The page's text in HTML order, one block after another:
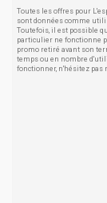
Toutes les offres pour
sont données comme
Toutefois, il est possible
particulier ne fonctionne
promo retiré avant son
temps ou en nombre
fonctionner, n'hésitez